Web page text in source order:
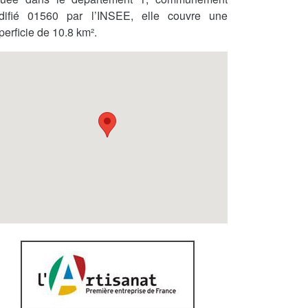
01560 par l’INSEE, elle couvre une
de 10.8 km².